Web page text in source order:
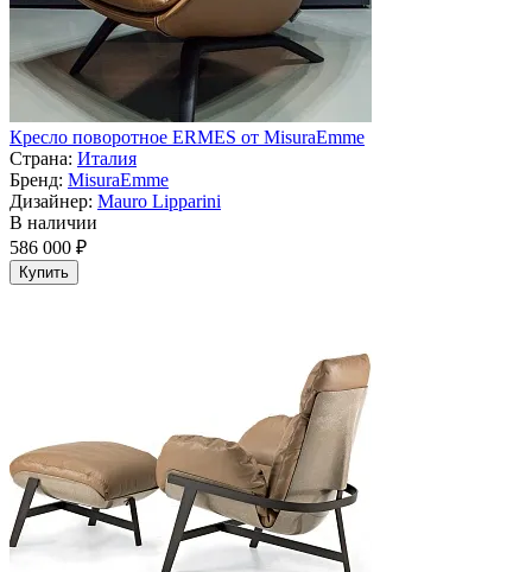
Кресло поворотное ERMES от MisuraEmme
Страна: Италия
Бренд: MisuraEmme
Дизайнер: Mauro Lipparini
В наличии
586 000 ₽
Купить